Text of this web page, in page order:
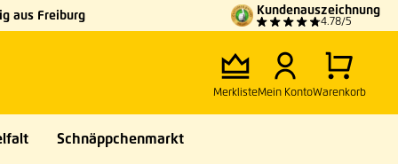
aus Freiburg Kundenauszeichnung
4.78/5
MerklisteMein KontoWarenkorb
Schnäppchenmarkt